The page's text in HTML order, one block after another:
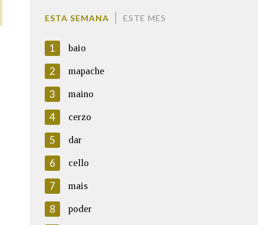
ESTA SEMANA ESTE MES
1 baio
2 mapache
3 maino
4 cerzo
5 dar
6 cello
7 mais
8 poder